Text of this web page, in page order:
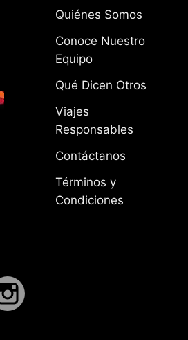
Quiénes Somos
Conoce Nuestro
Equipo
Qué Dicen Otros
Viajes
Responsables
Contáctanos
Términos y
Condiciones